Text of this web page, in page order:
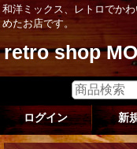
和洋ミックス、レトロでか
めたお店です。
retro shop
ログイン 新